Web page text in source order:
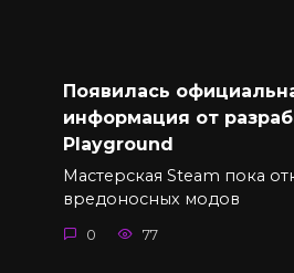
Появилась
информация от
Playground
Мастерская Steam пока
вредоносных модов
0 77